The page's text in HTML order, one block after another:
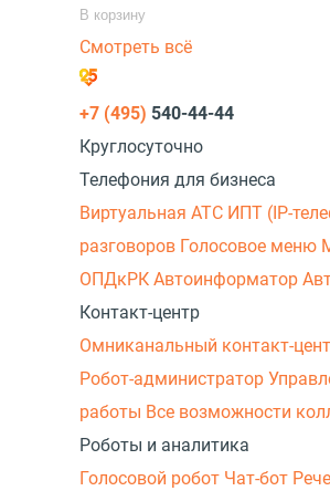
В корзину
Смотреть всё
+7 (495) 540-44-44
Круглосуточно
Телефония для бизнеса
Виртуальная АТС ИПТ (IP-
разговоров Голосовое меню
ОПДкРК Автоинформатор
Контакт-центр
Омниканальный контакт-
Робот-администратор
работы Все возможности
Роботы и аналитика
Голосовой робот Чат-бот